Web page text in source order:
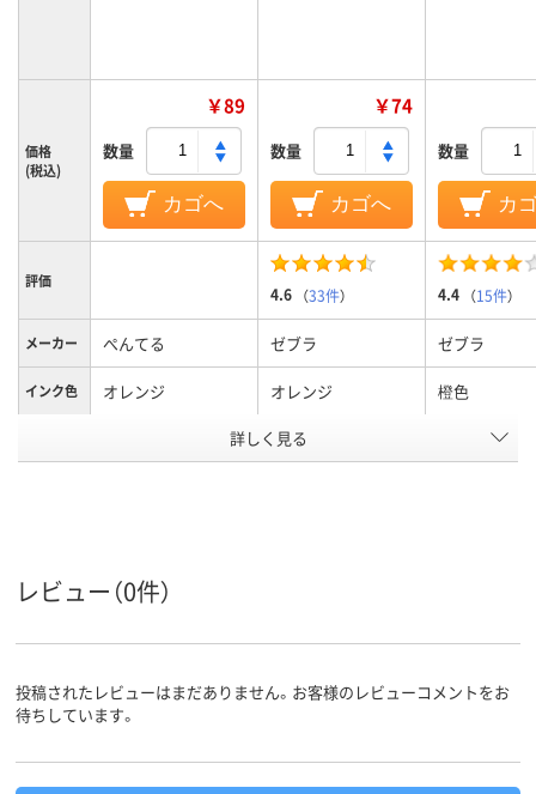
価格
(税込)
￥89
数量
カゴへ
￥74
数量
カゴへ
数量
カ
評価
4.6 （33件） 4.4 （15件）
メーカー ぺんてる ゼブラ ゼブラ
インク色 オレンジ オレンジ 橙色
ツイン
アスクル
商品環境
詳しく見る
レビュー（0件）
投稿されたレビューはまだありません。お客様のレビューコメントをお
待ちしています。